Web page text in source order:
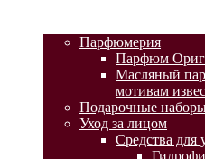
Парфюмерия
Парфюм
Масляный
мотивам
Подарочные
Уход за лицом
Средства для